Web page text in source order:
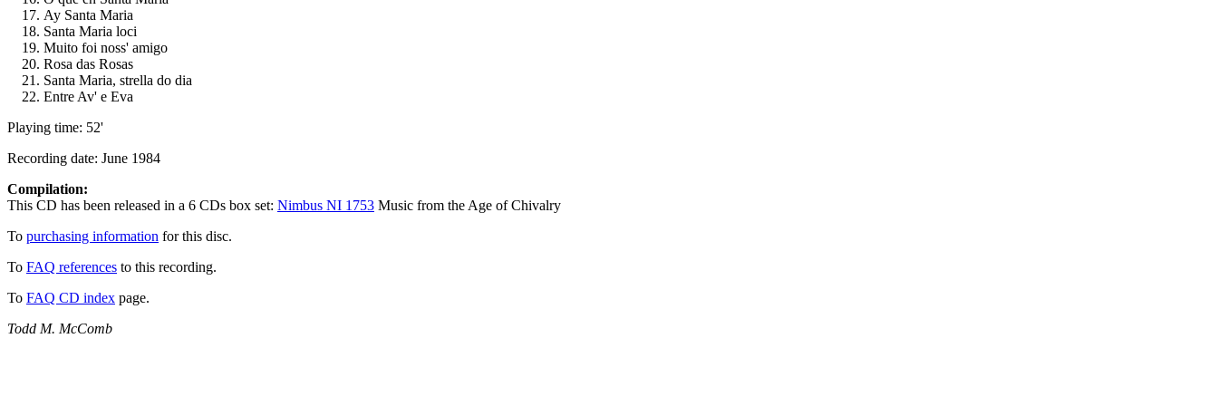
Ay Santa Maria
Santa Maria loci
Muito foi noss' amigo
Rosa das Rosas
Santa Maria, strella do dia
Entre Av' e Eva
Playing time: 52'
Recording date: June 1984
Compilation:
This CD has been released in a 6 CDs box set: Nimbus NI 1753 Music from the Age of Chivalry
To purchasing information for this disc.
To FAQ references to this recording.
To FAQ CD index page.
Todd M. McComb